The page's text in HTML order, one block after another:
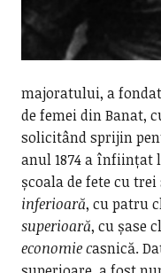
majoratului, a
de femei din Banat,
solicitând sprijin
anul 1874 a înființat
școala de fete cu
inferioară, cu patru
superioară, cu șase
economie casnică.